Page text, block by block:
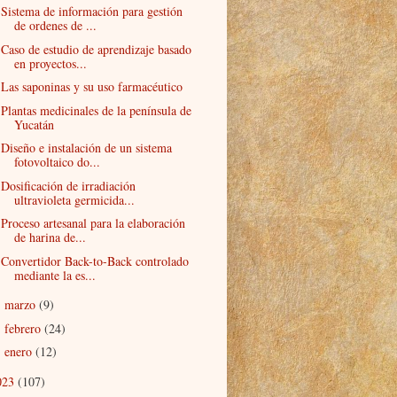
Sistema de información para gestión
de ordenes de ...
Caso de estudio de aprendizaje basado
en proyectos...
Las saponinas y su uso farmacéutico
Plantas medicinales de la península de
Yucatán
Diseño e instalación de un sistema
fotovoltaico do...
Dosificación de irradiación
ultravioleta germicida...
Proceso artesanal para la elaboración
de harina de...
Convertidor Back-to-Back controlado
mediante la es...
marzo (9)
febrero (24)
enero (12)
(107)